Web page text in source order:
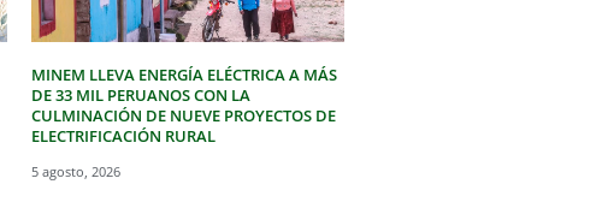
MINEM LLEVA ENERGÍA ELÉCTRICA A MÁS
DE 33 MIL PERUANOS CON LA
CULMINACIÓN DE NUEVE PROYECTOS DE
ELECTRIFICACIÓN RURAL
5 agosto, 2026